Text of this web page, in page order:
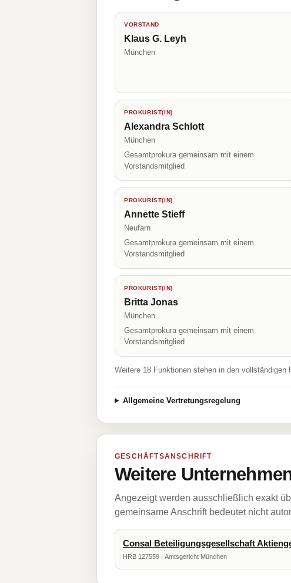
VORSTAND
Klaus G. Leyh
München
PROKURIST(IN)
Alexandra Schlott
München
Gesamtprokura gemeinsam mit einem
Vorstandsmitglied
PROKURIST(IN)
Annette Stieff
Neufarn
Gesamtprokura gemeinsam mit einem
Vorstandsmitglied
PROKURIST(IN)
Britta Jonas
München
Gesamtprokura gemeinsam mit einem
Vorstandsmitglied
Weitere 18 Funktionen stehen in den vollständigen
Allgemeine Vertretungsregelung
GESCHÄFTSANSCHRIFT
Weitere
Angezeigt werden ausschließlich exakt
gemeinsame Anschrift bedeutet nicht
Consal Beteiligungsgesellschaft
HRB 127559 · Amtsgericht München